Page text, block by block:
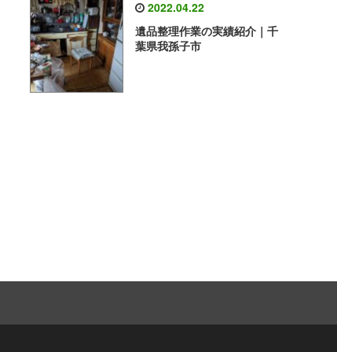
2022.04.22
遺品整理作業の実績紹介｜千
葉県我孫子市